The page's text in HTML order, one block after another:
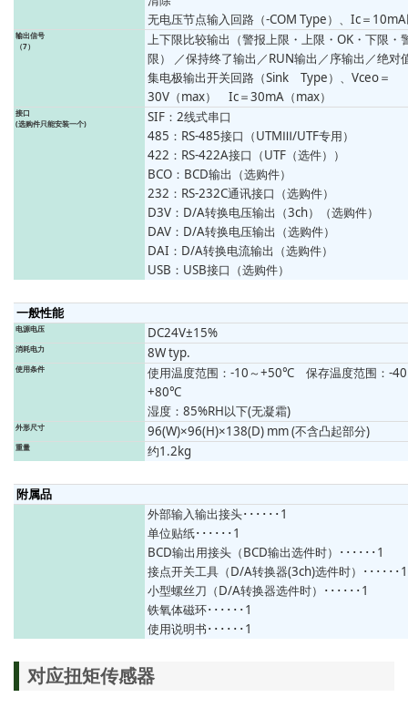
无电压节点输入回路（-COM Type）、Ic＝
输出信号
（7）
上下限比较输出（警报上限・上限・OK・下限・
限） ／保持终了输出／RUN输出／序输出／绝对
集电极输出开关回路（Sink Type）、Vceo＝
30V（max） Ic＝30mA（max）
接口
(选购件只能安装一个)
SIF：2线式串口
485：RS-485接口（UTMⅢ/UTF专用）
422：RS-422A接口（UTF（选件））
BCO：BCD输出（选购件）
232：RS-232C通讯接口（选购件）
D3V：D/A转换电压输出（3ch）（选购件）
DAV：D/A转换电压输出（选购件）
DAI：D/A转换电流输出（选购件）
USB：USB接口（选购件）
一般性能
电源电压 DC24V±15%
消耗电力 8W typ.
使用条件
使用温度范围：-10～+50℃ 保存温度范围：-
+80℃
湿度：85%RH以下(无凝霜)
外形尺寸 96(W)×96(H)×138(D) mm (不含凸起部分)
重量 约1.2kg
附属品
外部输入输出接头･･････1
单位贴纸･･････1
BCD输出用接头（BCD输出选件时）･･････1
接点开关工具（D/A转换器(3ch)选件时）･･････1
小型螺丝刀（D/A转换器选件时）･･････1
铁氧体磁环･･････1
使用说明书･･････1
对应扭矩传感器